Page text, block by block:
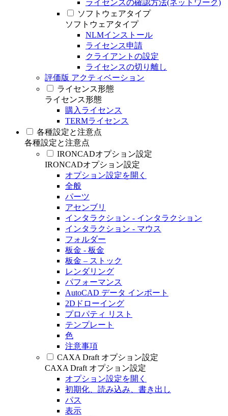
ライセンスの確認方法(ネットワーク)
ソフトウェアタイプ
ソフトウェアタイプ
NLMインストール
ライセンス申請
クライアントの設定
ライセンスの切り離し
評価版 アクティベーション
ライセンス形態
ライセンス形態
購入ライセンス
TERMライセンス
各種設定と注意点
各種設定と注意点
IRONCADオプション設定
IRONCADオプション設定
オプション設定を開く
全般
パーツ
アセンブリ
インタラクション - インタラクション
インタラクション - マウス
フォルダー
板金 - 板金
板金 – ストック
レンダリング
パフォーマンス
AutoCAD データ インポート
2Dドローイング
プロパティ リスト
テンプレート
色
注意事項
CAXA Draft オプション設定
CAXA Draft オプション設定
オプション設定を開く
初期化、読み込み、書き出し
パス
表示